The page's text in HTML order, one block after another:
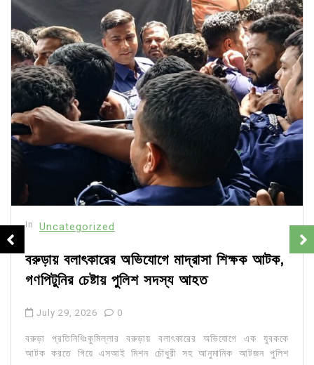
In Uncategorized
বরুড়ায় বলাৎকারের অভিযোগে মাদ্রাসা শিক্ষক আটক,
গণপিটুনির চেষ্টায় পুলিশ সদস্য আহত
July 29, 2026 0
বরুড়া প্রতিনিধিঃকুমিল্লার বরুড়ায় বলাৎকারের অভিযোগে এক যুবককে
আটক করতে গিয়ে এসআই মিশন চৌধুরী সহ আনুমানিক আটজন পুলিশ